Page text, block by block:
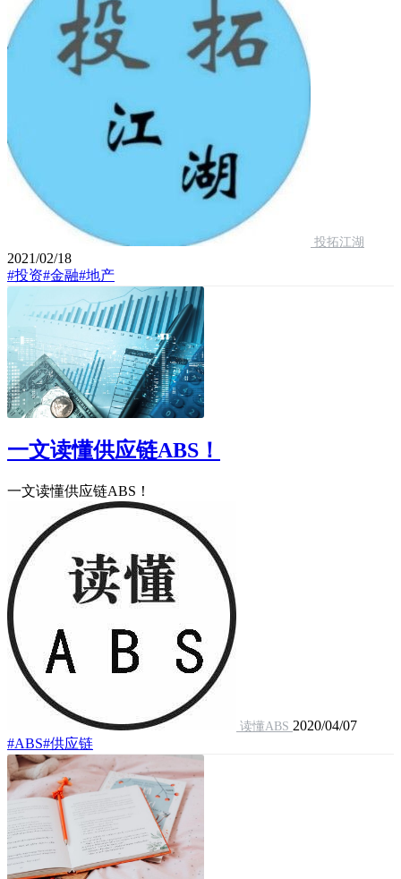
投拓江湖
2021/02/18
#投资#金融#地产
一文读懂供应链ABS！
一文读懂供应链ABS！
读懂ABS 2020/04/07
#ABS#供应链